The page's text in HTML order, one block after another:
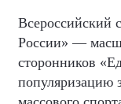
Всероссийский
России» —
сторонников
популяризацию